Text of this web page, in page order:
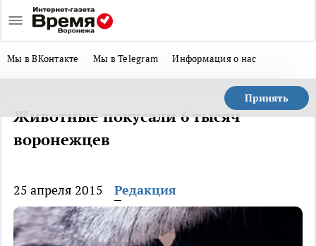
Мы в ВКонтакте Мы в Telegram Информация о нас
Принять
Животные покусали 6 тысяч
воронежцев
25 апреля 2015 Редакция